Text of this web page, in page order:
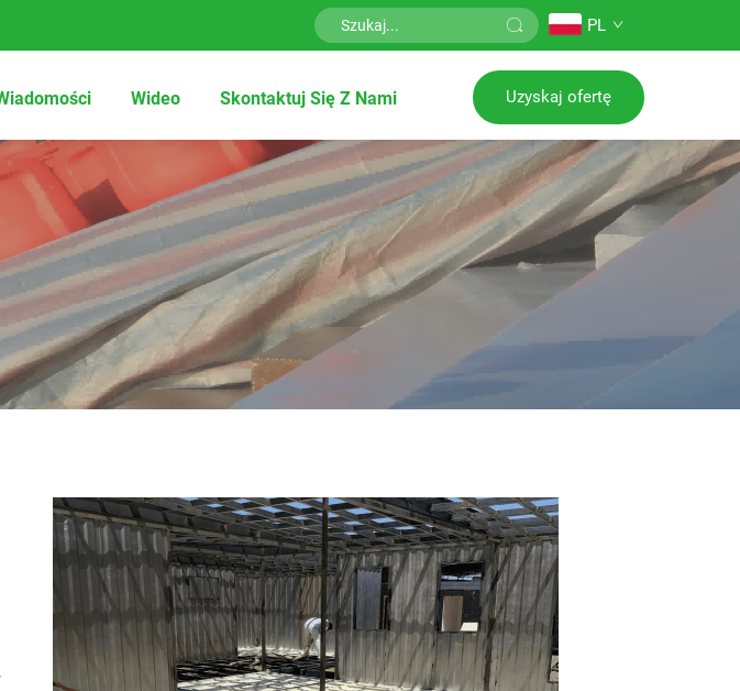
PL
Wideo Skontaktuj Się Z Nami Uzyskaj ofertę